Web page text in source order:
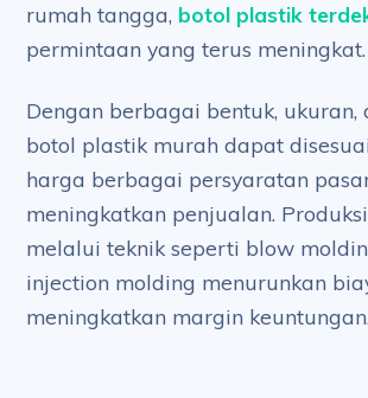
rumah tangga, botol plastik
permintaan yang terus meningkat.
Dengan berbagai bentuk, ukuran,
botol plastik murah dapat
harga berbagai persyaratan
meningkatkan penjualan.
melalui teknik seperti blow
injection molding menurunkan
meningkatkan margin keuntungan.